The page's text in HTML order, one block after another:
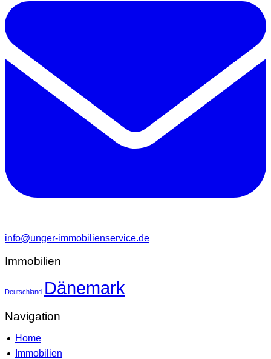
info@unger-immobilienservice.de
Immobilien
Deutschland Dänemark
Navigation
Home
Immobilien